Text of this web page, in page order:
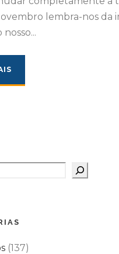
lembra-nos da
(137)